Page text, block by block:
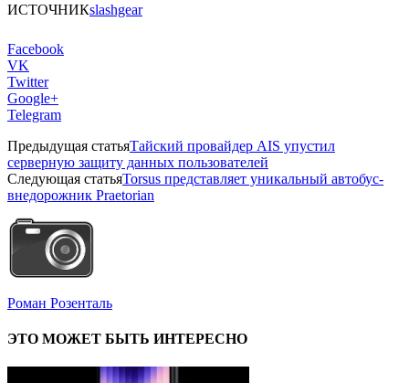
ИСТОЧНИКslashgear
Facebook
VK
Twitter
Google+
Telegram
Предыдущая статьяТайский провайдер AIS упустил
серверную защиту данных пользователей
Следующая статьяTorsus представляет уникальный автобус-
внедорожник Praetorian
Роман Розенталь
ЭТО МОЖЕТ БЫТЬ ИНТЕРЕСНО